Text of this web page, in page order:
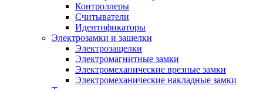
Контроллеры
Считыватели
Идентификаторы
Электрозамки и защелки
Электрозащелки
Электромагнитные замки
Электромеханические врезные замки
Электромеханические накладные замки